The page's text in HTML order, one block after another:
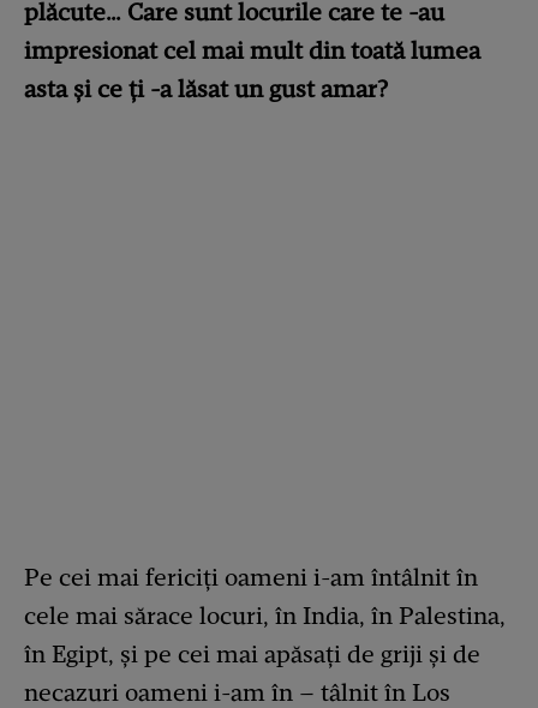
plăcute… Care sunt locurile care te -au
impresionat cel mai mult din toată lumea
asta și ce ți -a lăsat un gust amar?
Pe cei mai fericiți oameni i-am întâlnit în
cele mai sărace locuri, în India, în Palestina,
în Egipt, și pe cei mai apăsați de griji și de
necazuri oameni i-am în – tâlnit în Los